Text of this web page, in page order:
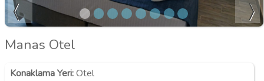
Manas Otel
Konaklama Yeri:Otel